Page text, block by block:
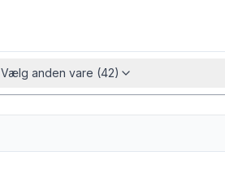
Vælg anden vare (42)